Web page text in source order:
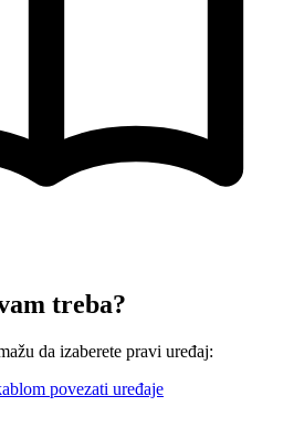
treba?
da izaberete pravi uređaj:
povezati uređaje